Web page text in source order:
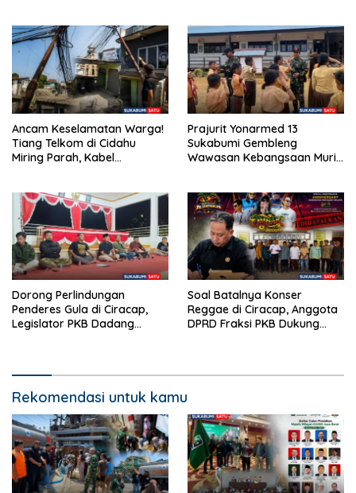
Ancam Keselamatan Warga!
Tiang Telkom di Cidahu
Miring Parah, Kabel
Prajurit Yonarmed 13
Sukabumi Gembleng
Wawasan Kebangsaan Murid
Dorong Perlindungan
Penderes Gula di Ciracap,
Legislator PKB Dadang
Soal Batalnya Konser
Reggae di Ciracap, Anggota
DPRD Fraksi PKB Dukung
Rekomendasi untuk kamu